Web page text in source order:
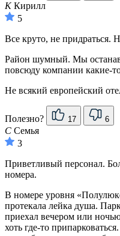
ККирилл
5
Все круто, не придраться.
Район шумный. Мы
повсюду компании какие-
Не всякий европейский
Полезно? 17 6
С Семья
3
Приветливый персонал.
номера.
В номере уровня
протекала лейка душа.
приехал вечером или
хоть где-то